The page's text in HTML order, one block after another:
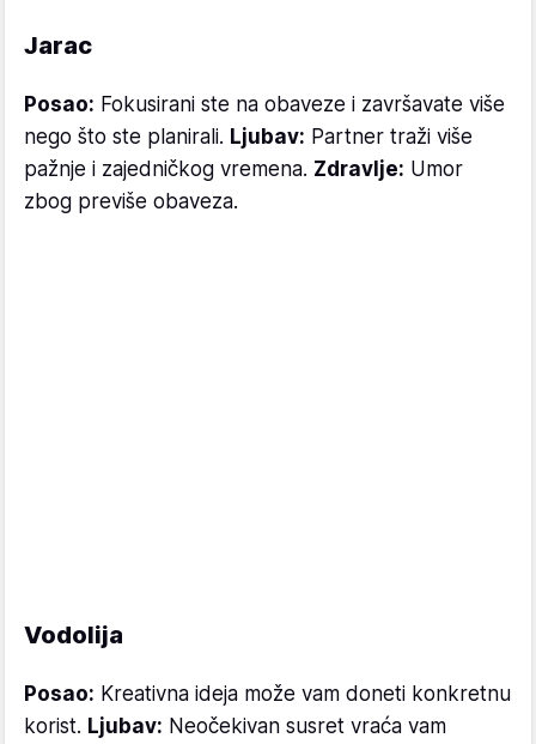
Jarac
Posao: Fokusirani ste na obaveze i završavate više
nego što ste planirali. Ljubav: Partner traži više
pažnje i zajedničkog vremena. Zdravlje: Umor
zbog previše obaveza.
Vodolija
Posao: Kreativna ideja može vam doneti konkretnu
korist. Ljubav: Neočekivan susret vraća vam